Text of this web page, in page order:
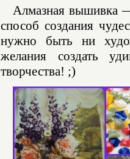
Алмазная вышивка —
способ создания
нужно быть ни
желания создать
творчества! ;)